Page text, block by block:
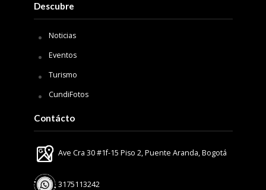
Descubre
Noticias
Eventos
Turismo
CundiFotos
Contácto
Ave Cra 30 #1f-15 Piso 2, Puente Aranda, Bogotá
3175113242